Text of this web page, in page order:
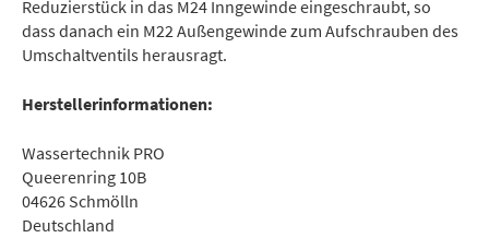
Reduzierstück in das M24 Inngewinde eingeschraubt, so
dass danach ein M22 Außengewinde zum Aufschrauben des
Umschaltventils herausragt.
Herstellerinformationen:
Wassertechnik PRO
Queerenring 10B
04626 Schmölln
Deutschland